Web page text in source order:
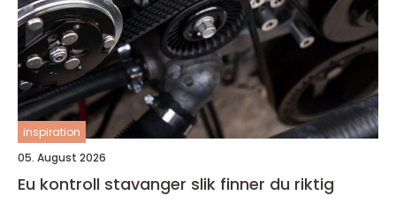
inspiration
05. August 2026
Eu kontroll stavanger slik finner du riktig